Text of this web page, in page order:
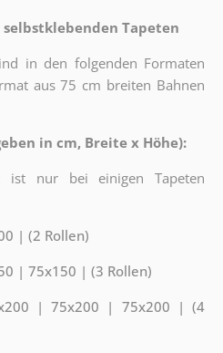
Tapeten
in den folgenden Formaten
aus 75 cm breiten Bahnen
in cm, Breite x Höhe):
ist nur bei einigen Tapeten
| (2 Rollen)
| 75x150 | (3 Rollen)
| 75x200 | 75x200 | (4